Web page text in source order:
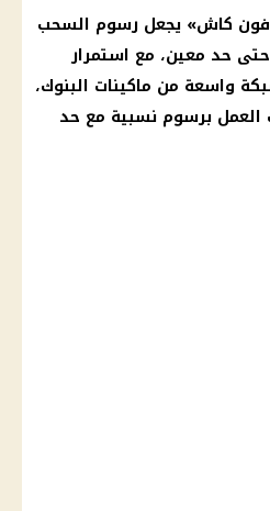
كاش» يجعل رسوم السحب
حتى حد معين، مع استمرار
واسعة من ماكينات البنوك،
العمل برسوم نسبية مع حد